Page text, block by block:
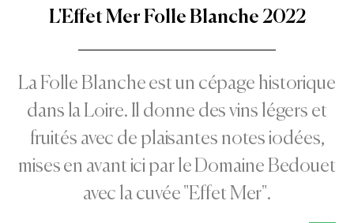
L'Effet Mer Folle Blanche 2022
La Folle Blanche est un cépage historique
dans la Loire. Il donne des vins légers et
fruités avec de plaisantes notes iodées,
mises en avant ici par le Domaine Bedouet
avec la cuvée "Effet Mer".